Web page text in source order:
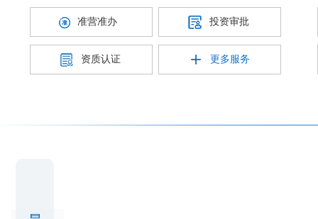
准营准办 投资审批
资质认证 更多服务